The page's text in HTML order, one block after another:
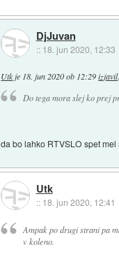
DjJuvan
:: 18. jun 2020, 12:33
Utkje 18. jun 2020 ob 12:29 izjavil:
Do tega mora slej ko prej
da bo lahko RTVSLO spet mel
Utk
:: 18. jun 2020, 12:41
Ampak po drugi strani pa
v koleno.